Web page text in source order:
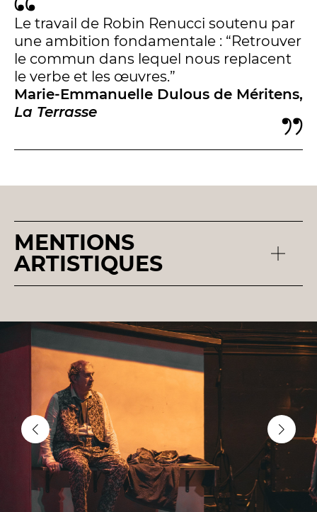
Le travail de Robin Renucci soutenu par
une ambition fondamentale : “Retrouver
le commun dans lequel nous replacent
le verbe et les œuvres.”
Marie-Emmanuelle Dulous de Méritens,
La Terrasse
MENTIONS
ARTISTIQUES